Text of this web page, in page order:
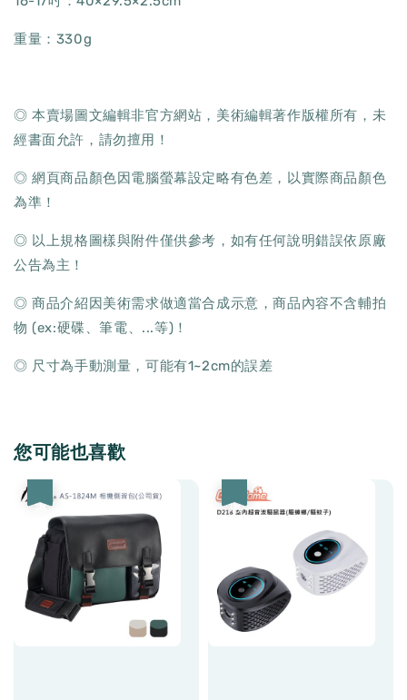
重量：330g
◎ 本賣場圖文編輯非官方網站，美術編輯著作版權所有，未
經書面允許，請勿擅用！
◎ 網頁商品顏色因電腦螢幕設定略有色差，以實際商品顏色
為準！
◎ 以上規格圖樣與附件僅供參考，如有任何說明錯誤依原廠
公告為主！
◎ 商品介紹因美術需求做適當合成示意，商品內容不含輔拍
物 (ex:硬碟、筆電、...等)！
◎ 尺寸為手動測量，可能有1~2cm的誤差
您可能也喜歡